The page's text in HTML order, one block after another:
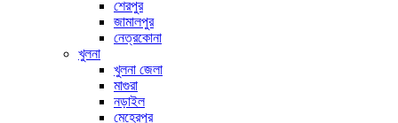
শেরপুর
জামালপুর
নেত্রকোনা
খুলনা
খুলনা জেলা
মাগুরা
নড়াইল
মেহেরপুর